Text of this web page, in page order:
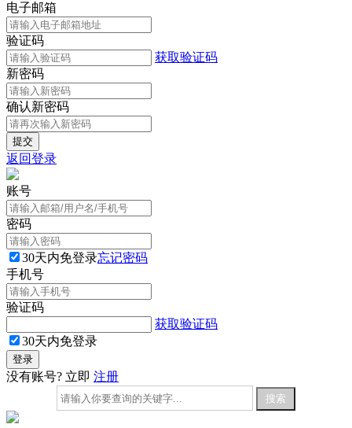
电子邮箱
验证码
获取验证码
新密码
确认新密码
返回登录
账号
密码
30天内免登录忘记密码
手机号
验证码
获取验证码
30天内免登录
没有账号? 立即 注册